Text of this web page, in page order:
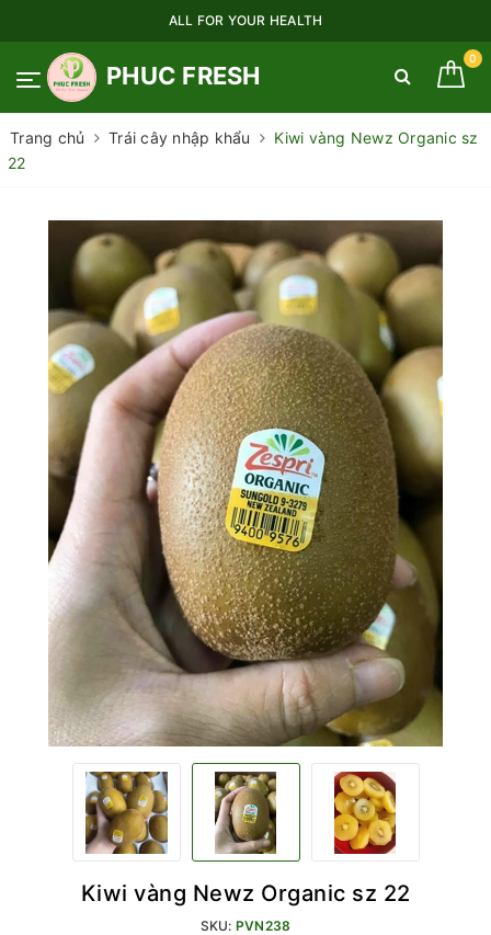
ALL FOR YOUR HEALTH
PHUC FRESH
0
Trang chủ Trái cây nhập khẩu
Kiwi vàng Newz Organic sz
22
Kiwi vàng Newz Organic sz 22
SKU: PVN238